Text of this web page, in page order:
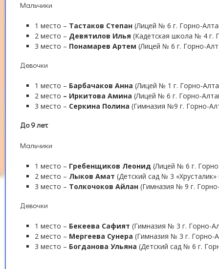
Мальчики
1 место – Тастаков Степан (Лицей № 6 г. Горно-
2 место – Девятилов Илья (Кадетская школа № 4 г.
3 место – Понамарев Артем (Лицей № 6 г. Горно-
Девочки
1 место – Барбачаков Анна (Лицей № 1 г. Горно-
2 место – Иркитова Амина (Лицей № 6 г. Горно-
3 место – Серкина Полина (Гимназия №9 г. Горно-
До 9 лет
Мальчики
1 место – Гребенщиков Леонид (Лицей № 6 г.
2 место – Лыков Амат (Детский сад № 3
3 место – Толкочоков Айлан (Гимназия № 9 г.
Девочки
1 место – Бекеева Сафият (Гимназия № 3 г. Горно-
2 место – Мергеева Сунера (Гимназия № 3 г. Горно-
3 место – Богданова Ульяна (Детский сад № 6 г.